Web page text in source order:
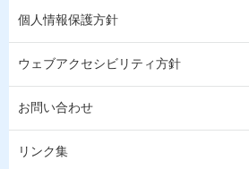
個人情報保護方針
ウェブアクセシビリティ方針
お問い合わせ
リンク集